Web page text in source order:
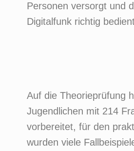
Personen versorgt und
Digitalfunk richtig
Auf die Theorieprüfung
Jugendlichen mit 214
vorbereitet, für den
wurden viele